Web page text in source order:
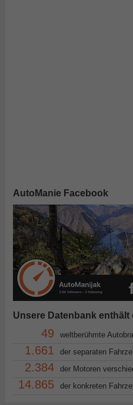
AutoManie Facebook
Unsere Datenbank enthält
49 weltberühmte
1.661 der separaten
2.384 der Motoren
14.865 der konkreten